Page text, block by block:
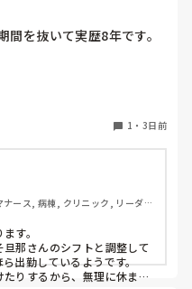
を抜いて実歴8年です。
。
す。
に備えて、
から週4パート勤務9〜16時
日曜もシフト次第で出勤で
い…。
ので、同じくシフトの夫
のうちはパートにするか。
、働き方はどうされてま
1 ・ 3日前
ース, 病棟, クリニック, リーダ
す。
那さんのシフトと調整して
出勤しているようです。
りするから、無理に休まな